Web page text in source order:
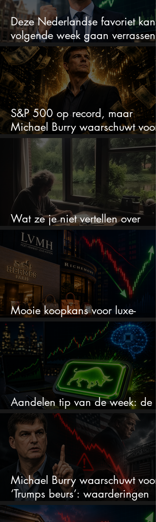
Deze Nederlandse favoriet kan
volgende week gaan verrassen
met de kwartaalcijfers
S&P 500 op record, maar
Michael Burry waarschuwt voor
crash zoals in 1987
Wat ze je niet vertellen over
erfbelasting
Mooie koopkans voor luxe-
aandelen door recente correctie?
Aandelen tip van de week: de
markt onderschat dit AI-bedrijf
Michael Burry waarschuwt voor
‘Trumps beurs’: waarderingen
doen er niet meer toe